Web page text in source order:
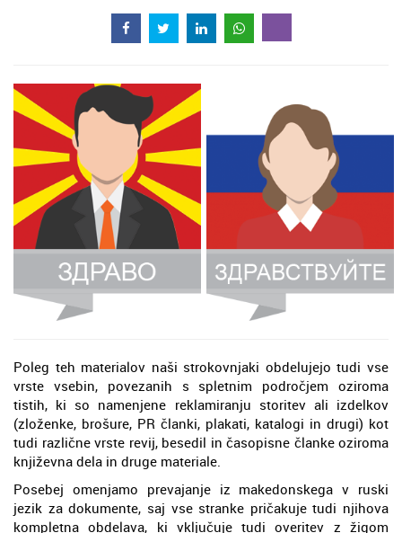
Poleg teh materialov naši strokovnjaki obdelujejo tudi vse
vrste vsebin, povezanih s spletnim področjem oziroma
tistih, ki so namenjene reklamiranju storitev ali izdelkov
(zloženke, brošure, PR članki, plakati, katalogi in drugi) kot
tudi različne vrste revij, besedil in časopisne članke oziroma
književna dela in druge materiale.
Posebej omenjamo prevajanje iz makedonskega v ruski
jezik za dokumente, saj vse stranke pričakuje tudi njihova
kompletna obdelava, ki vključuje tudi overitev z žigom